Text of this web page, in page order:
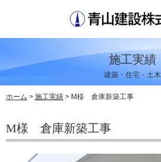
施工実績
建築・住宅・土木
ホーム > 施工実績 > M様 倉庫新築工事
M様 倉庫新築工事